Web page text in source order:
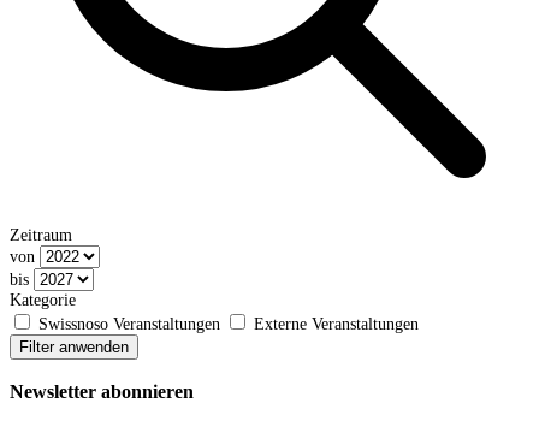
Zeitraum
von
bis
Kategorie
Swissnoso Veranstaltungen
Externe Veranstaltungen
Filter anwenden
Newsletter abonnieren